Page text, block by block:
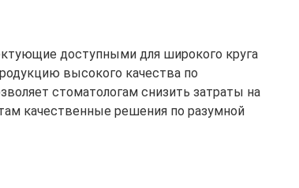
доступными для широкого круга
высокого качества по
стоматологам снизить затраты на
качественные решения по разумной